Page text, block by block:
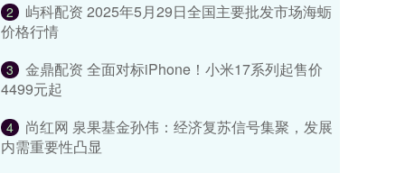
2
屿科配资 2025年5月29日全国主要批发市场海蛎
价格行情
3
金鼎配资 ​​全面对标iPhone！小米17系列起售价
4499元起
4
尚红网 泉果基金孙伟：经济复苏信号集聚，发展
内需重要性凸显